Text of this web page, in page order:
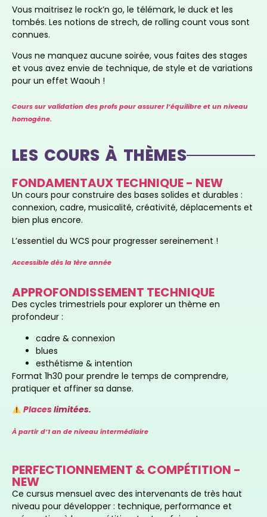
Vous maitrisez le rock’n go, le télémark, le duck et les
tombés. Les notions de strech, de rolling count vous sont
connues.
Vous ne manquez aucune soirée, vous faites des stages
et vous avez envie de technique, de style et de variations
pour un effet Waouh !
Cours sur validation des profs pour assurer l’équilibre et un niveau
homogène.
LES COURS À THÈMES
FONDAMENTAUX TECHNIQUE - NEW
Un cours pour construire des bases solides et durables :
connexion, cadre, musicalité, créativité, déplacements et
bien plus encore.
L’essentiel du WCS pour progresser sereinement !
Accessible dès la 1ère année
APPROFONDISSEMENT TECHNIQUE
Des cycles trimestriels pour explorer un thème en
profondeur :
cadre & connexion
blues
esthétisme & intention
Format 1h30 pour prendre le temps de comprendre,
pratiquer et affiner sa danse.
Placeslimitées.
À partir d’1 an de niveau intermédiaire
PERFECTIONNEMENT & COMPÉTITION -
NEW
Ce cursus mensuel avec des intervenants de très haut
niveau pour développer : technique, performance et